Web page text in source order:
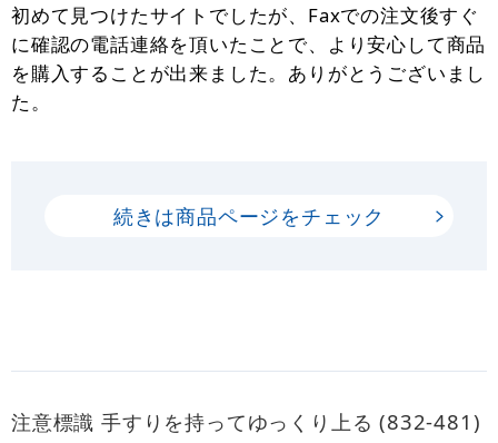
初めて見つけたサイトでしたが、Faxでの注文後すぐ
に確認の電話連絡を頂いたことで、より安心して商品
を購入することが出来ました。ありがとうございまし
た。
続きは商品ページをチェック
注意標識 手すりを持ってゆっくり上る (832-481)